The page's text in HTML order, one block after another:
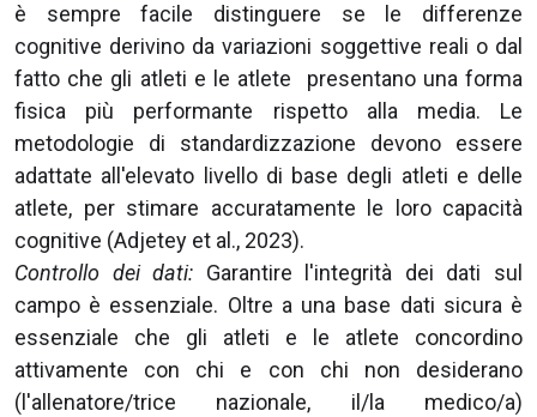
è sempre facile distinguere se le differenze
cognitive derivino da variazioni soggettive reali o dal
fatto che gli atleti e le atlete presentano una forma
fisica più performante rispetto alla media. Le
metodologie di standardizzazione devono essere
adattate all'elevato livello di base degli atleti e delle
atlete, per stimare accuratamente le loro capacità
cognitive (Adjetey et al., 2023).
Controllo dei dati: Garantire l'integrità dei dati sul
campo è essenziale. Oltre a una base dati sicura è
essenziale che gli atleti e le atlete concordino
attivamente con chi e con chi non desiderano
(l'allenatore/trice nazionale, il/la medico/a)